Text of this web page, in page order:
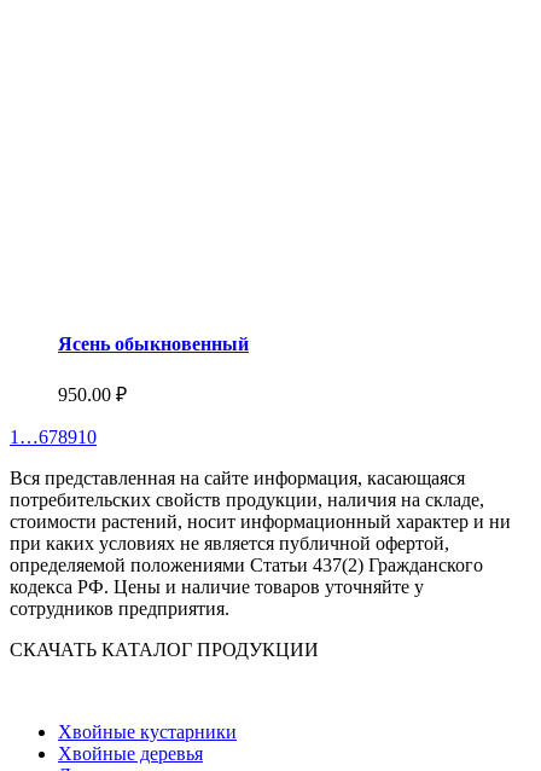
Ясень обыкновенный
950.00 ₽
1 …678910
Вся представленная на сайте информация, касающаяся
потребительских свойств продукции, наличия на складе,
стоимости растений, носит информационный характер и ни
при каких условиях не является публичной офертой,
определяемой положениями Статьи 437(2) Гражданского
кодекса РФ. Цены и наличие товаров уточняйте у
сотрудников предприятия.
СКАЧАТЬ КАТАЛОГ ПРОДУКЦИИ
Хвойные кустарники
Хвойные деревья